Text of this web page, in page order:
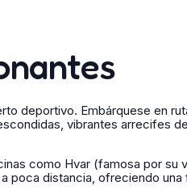
deportivo. Embárquese en
vibrantes arrecifes
como Hvar (famosa por su
poca distancia, ofreciendo una